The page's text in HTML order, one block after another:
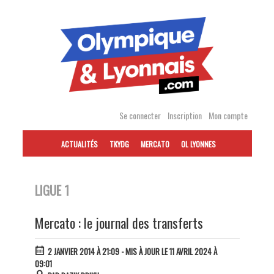
Se connecter Inscription Mon compte
ACTUALITÉS TKYDG MERCATO OL LYONNES
LIGUE 1
Mercato : le journal des transferts
2 JANVIER 2014 À 21:09- MIS À JOUR LE 11 AVRIL 2024 À
09:01